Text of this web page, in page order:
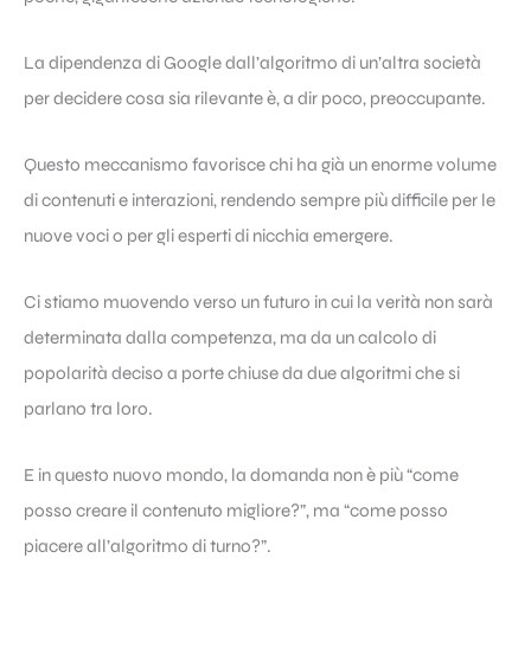
La dipendenza di Google dall’algoritmo di un’altra società
per decidere cosa sia rilevante è, a dir poco, preoccupante.
Questo meccanismo favorisce chi ha già un enorme volume
di contenuti e interazioni, rendendo sempre più difficile per le
nuove voci o per gli esperti di nicchia emergere.
Ci stiamo muovendo verso un futuro in cui la verità non sarà
determinata dalla competenza, ma da un calcolo di
popolarità deciso a porte chiuse da due algoritmi che si
parlano tra loro.
E in questo nuovo mondo, la domanda non è più “come
posso creare il contenuto migliore?”, ma “come posso
piacere all’algoritmo di turno?”.